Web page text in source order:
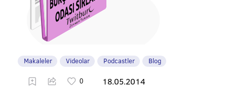
Makaleler Videolar Podcastler Blog
18.05.2014